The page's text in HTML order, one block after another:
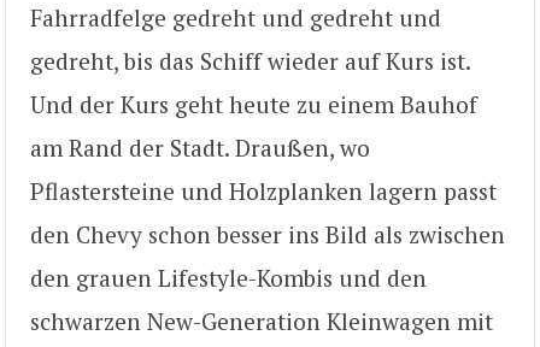
Fahrradfelge gedreht und gedreht und
gedreht, bis das Schiff wieder auf Kurs ist.
Und der Kurs geht heute zu einem Bauhof
am Rand der Stadt. Draußen, wo
Pflastersteine und Holzplanken lagern passt
den Chevy schon besser ins Bild als zwischen
den grauen Lifestyle-Kombis und den
schwarzen New-Generation Kleinwagen mit